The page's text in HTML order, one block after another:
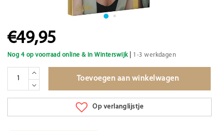
€49,95
Nog 4 op voorraad online & in Winterswijk| 1-3 werkdagen
Toevoegen aan winkelwagen
Op verlanglijstje